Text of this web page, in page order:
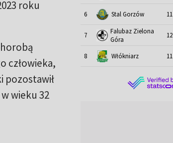
roku
człowieka,
pozostawił
wieku 32
6 Stal Gorzów 11
7
Falubaz Zielona
Góra
12
8 Włókniarz 11